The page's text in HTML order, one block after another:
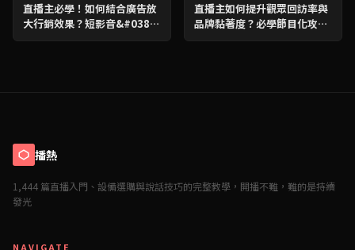
直播主必學！如何結合廣告放
大行銷效果？短影音&#038;
倒數攻略，流量翻倍！
直播主如何提升觀眾回訪率與
品牌黏著度？必學節目化攻
略！
播熱
1,444 篇直播入門、設備選購與說話技巧的完整教學，開播不難，難的是持續
發光
NAVIGATE